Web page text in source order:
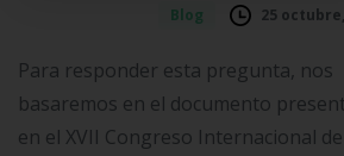
Blog 25
Para responder esta pregunta, nos
basaremos en el documento
en el XVII Congreso Internacional de